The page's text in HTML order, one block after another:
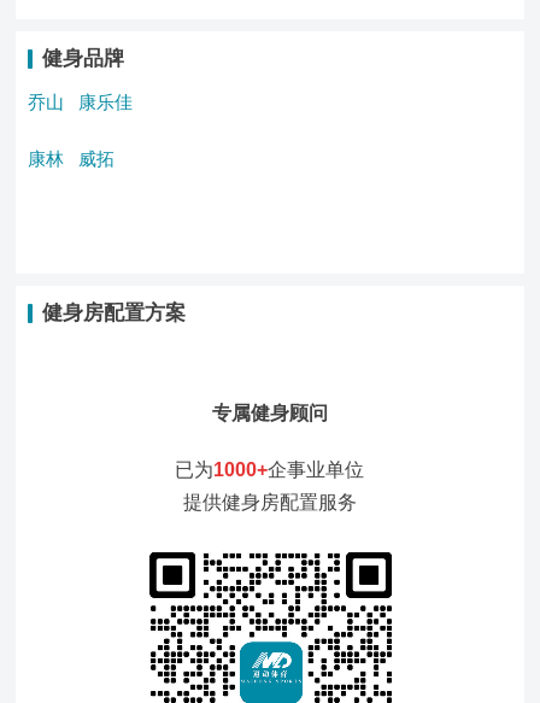
健身品牌
乔山 康乐佳
康林 威拓
健身房配置方案
专属健身顾问
已为1000+企事业单位
提供健身房配置服务